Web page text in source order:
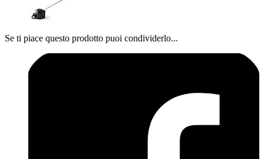
Se ti piace questo prodotto puoi condividerlo...